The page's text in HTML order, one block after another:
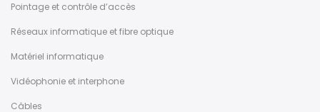
Pointage et contrôle d’accès
Réseaux informatique et fibre optique
Matériel informatique
Vidéophonie et interphone
Câbles